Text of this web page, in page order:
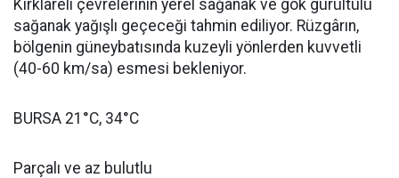
Kırklareli çevrelerinin yerel sağanak ve gök gürültülü
sağanak yağışlı geçeceği tahmin ediliyor. Rüzgârın,
bölgenin güneybatısında kuzeyli yönlerden kuvvetli
(40-60 km/sa) esmesi bekleniyor.
BURSA 21°C, 34°C
Parçalı ve az bulutlu